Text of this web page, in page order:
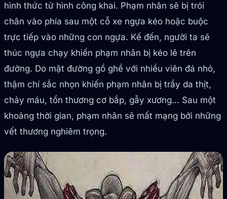
hình thức tử hình công khai. Phạm nhân sẽ bị trói
chân vào phía sau một cỗ xe ngựa kéo hoặc buộc
trực tiếp vào những con ngựa. Kế đến, người ta sẽ
thúc ngựa chạy khiến phạm nhân bị kéo lê trên
đường. Do mặt đường gồ ghề với nhiều viên đá nhỏ,
thậm chí sắc nhọn khiến phạm nhân bị trầy da thịt,
chảy máu, tổn thương cơ bắp, gẫy xương… Sau một
khoảng thời gian, phạm nhân sẽ mất mạng bởi những
vết thương nghiêm trọng.